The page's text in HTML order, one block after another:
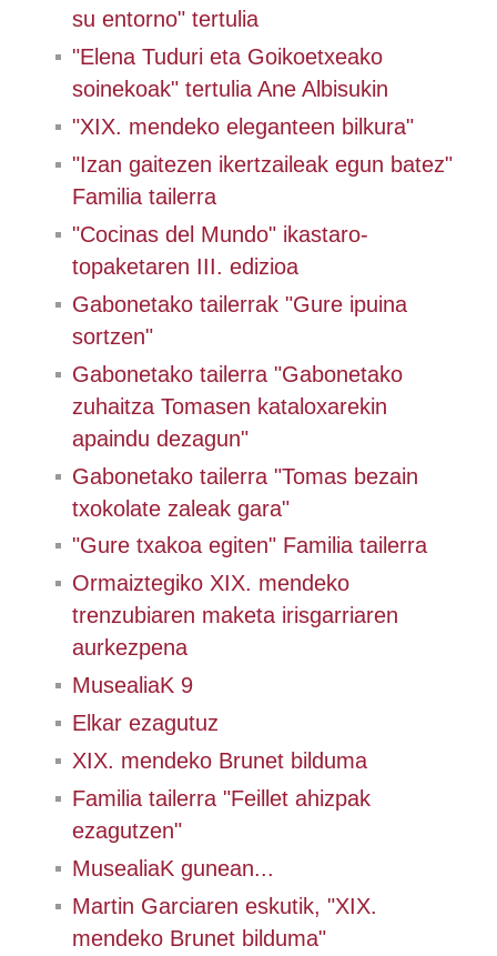
su entorno" tertulia
"Elena Tuduri eta Goikoetxeako
soinekoak" tertulia Ane Albisukin
"XIX. mendeko eleganteen bilkura"
"Izan gaitezen ikertzaileak egun batez"
Familia tailerra
"Cocinas del Mundo" ikastaro-
topaketaren III. edizioa
Gabonetako tailerrak "Gure ipuina
sortzen"
Gabonetako tailerra "Gabonetako
zuhaitza Tomasen kataloxarekin
apaindu dezagun"
Gabonetako tailerra "Tomas bezain
txokolate zaleak gara"
"Gure txakoa egiten" Familia tailerra
Ormaiztegiko XIX. mendeko
trenzubiaren maketa irisgarriaren
aurkezpena
MusealiaK 9
Elkar ezagutuz
XIX. mendeko Brunet bilduma
Familia tailerra "Feillet ahizpak
ezagutzen"
MusealiaK gunean...
Martin Garciaren eskutik, "XIX.
mendeko Brunet bilduma"